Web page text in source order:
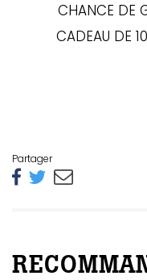
CHANCE DE
CADEAU DE
Partager